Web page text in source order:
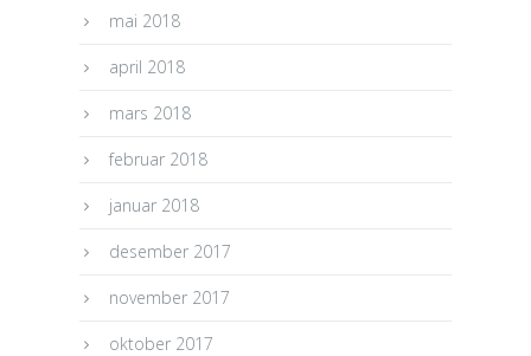
mai 2018
april 2018
mars 2018
februar 2018
januar 2018
desember 2017
november 2017
oktober 2017